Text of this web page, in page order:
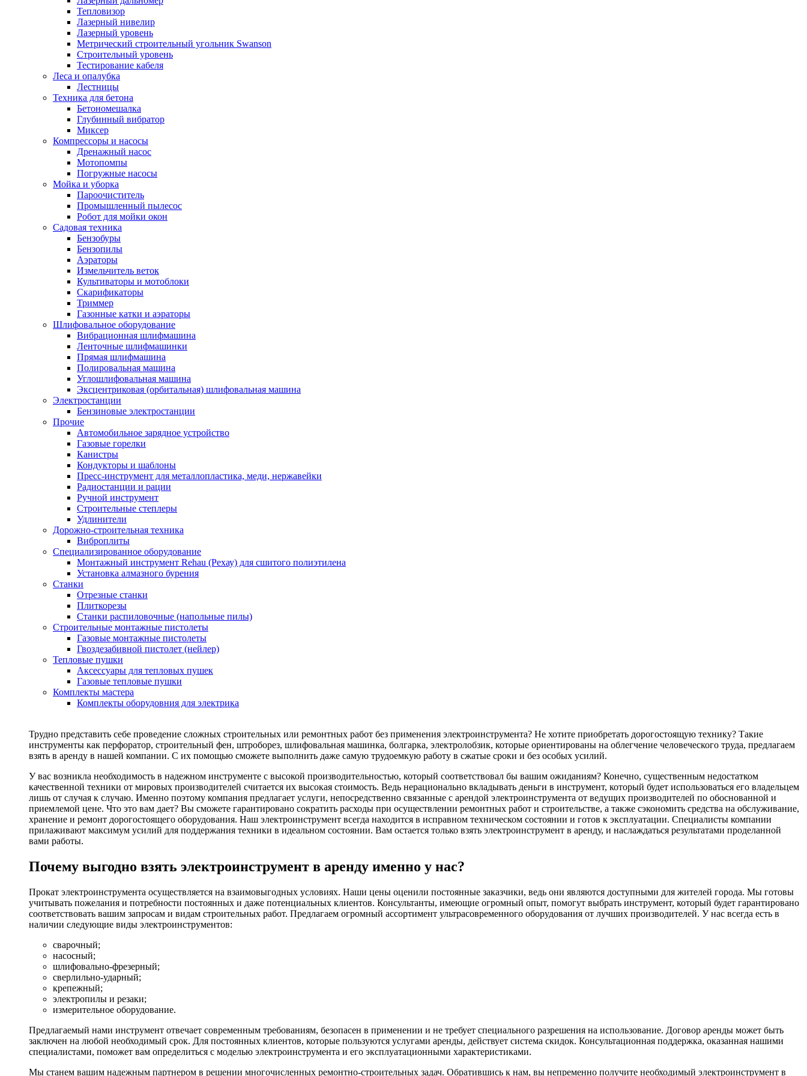
Тепловизор
Лазерный нивелир
Лазерный уровень
Метрический строительный угольник Swanson
Строительный уровень
Тестирование кабеля
Леса и опалубка
Лестницы
Техника для бетона
Бетономешалка
Глубинный вибратор
Миксер
Компрессоры и насосы
Дренажный насос
Мотопомпы
Погружные насосы
Мойка и уборка
Пароочиститель
Промышленный пылесос
Робот для мойки окон
Садовая техника
Бензобуры
Бензопилы
Аэраторы
Измельчитель веток
Культиваторы и мотоблоки
Скарификаторы
Триммер
Газонные катки и аэраторы
Шлифовальное оборудование
Вибрационная шлифмашина
Ленточные шлифмашинки
Прямая шлифмашина
Полировальная машина
Углошлифовальная машина
Эксцентриковая (орбитальная) шлифовальная машина
Электростанции
Бензиновые электростанции
Прочие
Автомобильное зарядное устройство
Газовые горелки
Канистры
Кондукторы и шаблоны
Пресс-инструмент для металлопластика, меди, нержавейки
Радиостанции и рации
Ручной инструмент
Строительные степлеры
Удлинители
Дорожно-строительная техника
Виброплиты
Специализированное оборудование
Монтажный инструмент Rehau (Рехау) для сшитого полиэтилена
Установка алмазного бурения
Станки
Отрезные станки
Плиткорезы
Станки распиловочные (напольные пилы)
Строительные монтажные пистолеты
Газовые монтажные пистолеты
Гвоздезабивной пистолет (нейлер)
Тепловые пушки
Аксессуары для тепловых пушек
Газовые тепловые пушки
Комплекты мастера
Комплекты оборудовния для электрика
Трудно представить себе проведение сложных строительных или ремонтных работ без применения электроинструмента? Не хотите приобретать дорогостоящую технику? Такие
инструменты как перфоратор, строительный фен, штроборез, шлифовальная машинка, болгарка, электролобзик, которые ориентированы на облегчение человеческого труда, предлагаем
взять в аренду в нашей компании. С их помощью сможете выполнить даже самую трудоемкую работу в сжатые сроки и без особых усилий.
У вас возникла необходимость в надежном инструменте с высокой производительностью, который соответствовал бы вашим ожиданиям? Конечно, существенным недостатком
качественной техники от мировых производителей считается их высокая стоимость. Ведь нерационально вкладывать деньги в инструмент, который будет использоваться его владельцем
лишь от случая к случаю. Именно поэтому компания предлагает услуги, непосредственно связанные с арендой электроинструмента от ведущих производителей по обоснованной и
приемлемой цене. Что это вам дает? Вы сможете гарантировано сократить расходы при осуществлении ремонтных работ и строительстве, а также сэкономить средства на обслуживание,
хранение и ремонт дорогостоящего оборудования. Наш электроинструмент всегда находится в исправном техническом состоянии и готов к эксплуатации. Специалисты компании
прилаживают максимум усилий для поддержания техники в идеальном состоянии. Вам остается только взять электроинструмент в аренду, и наслаждаться результатами проделанной
вами работы.
Почему выгодно взять электроинструмент в аренду именно у нас?
Прокат электроинструмента осуществляется на взаимовыгодных условиях. Наши цены оценили постоянные заказчики, ведь они являются доступными для жителей города. Мы готовы
учитывать пожелания и потребности постоянных и даже потенциальных клиентов. Консультанты, имеющие огромный опыт, помогут выбрать инструмент, который будет гарантировано
соответствовать вашим запросам и видам строительных работ. Предлагаем огромный ассортимент ультрасовременного оборудования от лучших производителей. У нас всегда есть в
наличии следующие виды электроинструментов:
сварочный;
насосный;
шлифовально-фрезерный;
сверлильно-ударный;
крепежный;
электропилы и резаки;
измерительное оборудование.
Предлагаемый нами инструмент отвечает современным требованиям, безопасен в применении и не требует специального разрешения на использование. Договор аренды может быть
заключен на любой необходимый срок. Для постоянных клиентов, которые пользуются услугами аренды, действует система скидок. Консультационная поддержка, оказанная нашими
специалистами, поможет вам определиться с моделью электроинструмента и его эксплуатационными характеристиками.
Мы станем вашим надежным партнером в решении многочисленных ремонтно-строительных задач. Обратившись к нам, вы непременно получите необходимый электроинструмент в